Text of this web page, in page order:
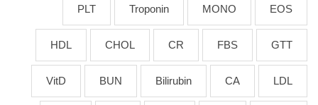
EOS
MONO
Troponin
PLT
GTT
FBS
CR
CHOL
HDL
LDL
CA
Bilirubin
BUN
VitD